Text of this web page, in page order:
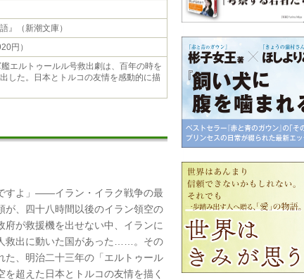
』（新潮文庫）
円）
エルトゥールル号救出劇は、百年の時を
した。日本とトルコの友情を感動的に描
すよ」――イラン・イラク戦争の最
が、四十八時間以後のイラン領空の
が救援機を出せない中、イランに
救出に動いた国があった……。その
た、明治二十三年の「エルトゥール
超えた日本とトルコの友情を描く